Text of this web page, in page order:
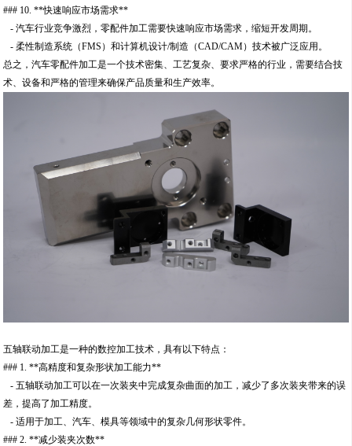
### 10. **快速响应市场需求**
- 汽车行业竞争激烈，零配件加工需要快速响应市场需求，缩短开发周期。
- 柔性制造系统（FMS）和计算机设计/制造（CAD/CAM）技术被广泛应用。
总之，汽车零配件加工是一个技术密集、工艺复杂、要求严格的行业，需要结合技
术、设备和严格的管理来确保产品质量和生产效率。
五轴联动加工是一种的数控加工技术，具有以下特点：
### 1. **高精度和复杂形状加工能力**
- 五轴联动加工可以在一次装夹中完成复杂曲面的加工，减少了多次装夹带来的误
差，提高了加工精度。
- 适用于加工、汽车、模具等领域中的复杂几何形状零件。
### 2. **减少装夹次数**